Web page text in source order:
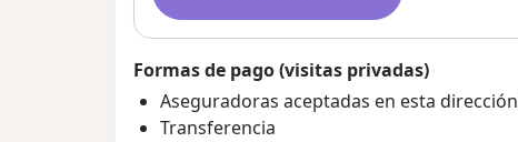
Formas de pago (visitas privadas)
Aseguradoras aceptadas en esta dirección
Transferencia